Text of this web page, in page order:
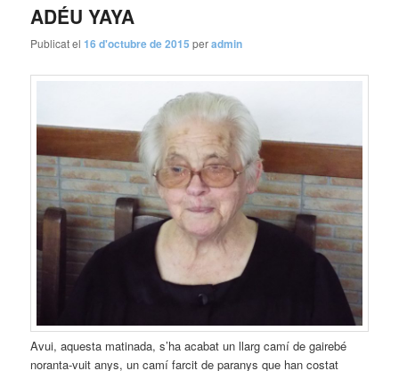
ADÉU YAYA
Publicat el16 d'octubre de 2015 peradmin
Avui, aquesta matinada, s’ha acabat un llarg camí de gairebé
noranta-vuit anys, un camí farcit de paranys que han costat